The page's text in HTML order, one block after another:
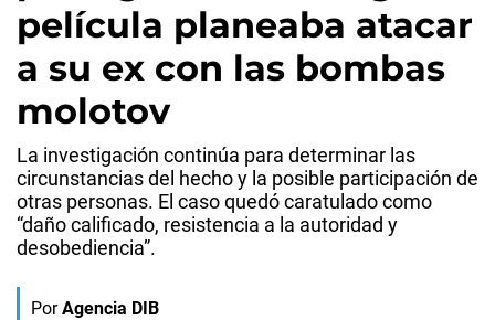
película planeaba atacar
a su ex con las bombas
molotov
La investigación continúa para determinar las
circunstancias del hecho y la posible participación de
otras personas. El caso quedó caratulado como
“daño calificado, resistencia a la autoridad y
desobediencia”.
Por Agencia DIB